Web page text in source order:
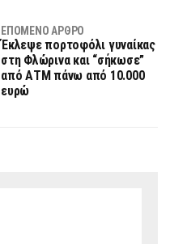
ΕΠΌΜΕΝΟ ΆΡΘΡΟ
Έκλεψε πορτοφόλι γυναίκας
στη Φλώρινα και “σήκωσε”
από ΑΤΜ πάνω από 10.000
ευρώ